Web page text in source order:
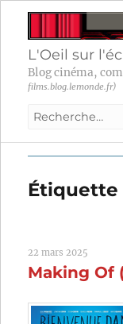
L'Oeil sur
Blog cinéma,
films.blog.lemonde.fr)
Recherche
:
22 mars 2025
Making Of